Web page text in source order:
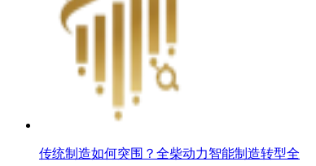
传统制造如何突围？全柴动力智能制造转型全